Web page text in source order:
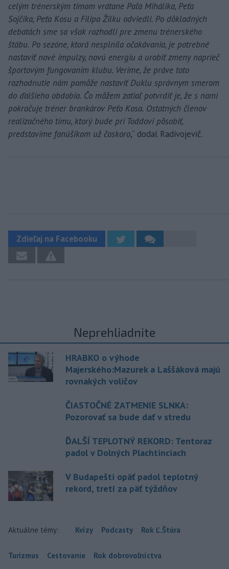
celým trénerským tímom vrátane Paľa Mihálika, Peťa
Sojčíka, Peťa Kosu a Filipa Žilku odviedli. Po dôkladných
debatách sme sa však rozhodli pre zmenu trénerského
štábu. Po sezóne, ktorá nesplnila očakávania, je potrebné
nastaviť nové impulzy, novú energiu a urobiť zmeny naprieč
športovým fungovaním klubu. Veríme, že práve toto
rozhodnutie nám pomôže nastaviť Duklu správnym smerom
do ďalšieho obdobia. Čo môžem zatiaľ potvrdiť je, že s nami
pokračuje tréner brankárov Peťo Kosa. Ostatných členov
realizačného tímu, ktorý bude pri Toddovi pôsobiť,
predstavíme fanúšikom už čoskoro,“ dodal Radivojevič.
Zdieľaj na Facebooku
Neprehliadnite
HRABKO o výhode
Majerského:Mazurek a Laššáková majú
rovnakých voličov
ČIASTOČNÉ ZATMENIE SLNKA:
Pozorovať sa bude dať v stredu
ĎALŠÍ TEPLOTNÝ REKORD: Tentoraz
padol v Dolných Plachtinciach
V Budapešti opäť padol teplotný
rekord, tretí za päť týždňov
Aktuálne témy: Kvízy Podcasty Rok Ľ.Štúra
Turizmus Cestovanie Rok dobrovoľníctva